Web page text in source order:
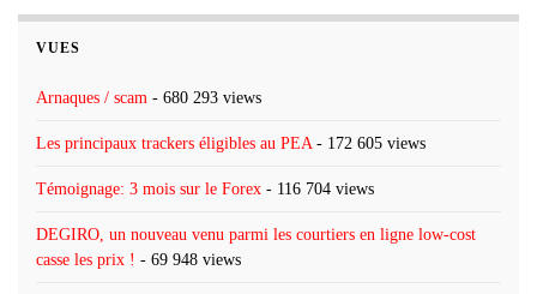
VUES
Arnaques / scam - 680 293 views
Les principaux trackers éligibles au PEA - 172 605 views
Témoignage: 3 mois sur le Forex - 116 704 views
DEGIRO, un nouveau venu parmi les courtiers en ligne low-cost
casse les prix ! - 69 948 views